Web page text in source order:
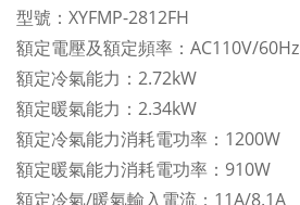
型號：XYFMP-2812FH
額定電壓及額定頻率：AC110V/60Hz
額定冷氣能力：2.72kW
額定暖氣能力：2.34kW
額定冷氣能力消耗電功率：1200W
額定暖氣能力消耗電功率：910W
額定冷氣/暖氣輸入電流：11A/8.1A